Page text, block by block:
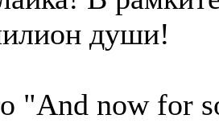
души!
"And now for